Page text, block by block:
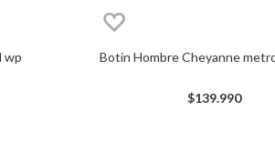
wp Botin Hombre Cheyanne
$139.990